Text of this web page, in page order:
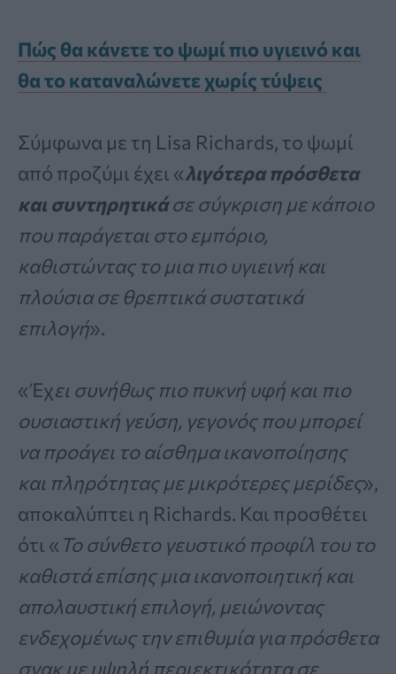
Πώς θα κάνετε το ψωμί πιο υγιεινό και
θα το καταναλώνετε χωρίς τύψεις
Σύμφωνα με τη Lisa Richards, το ψωμί
από προζύμι έχει «λιγότερα πρόσθετα
και συντηρητικάσε σύγκριση με κάποιο
που παράγεται στο εμπόριο,
καθιστώντας το μια πιο υγιεινή και
πλούσια σε θρεπτικά συστατικά
επιλογή».
«Έχει συνήθως πιο πυκνή υφή και πιο
ουσιαστική γεύση, γεγονός που μπορεί
να προάγει το αίσθημα ικανοποίησης
και πληρότητας με μικρότερες μερίδες»,
αποκαλύπτει η Richards. Και προσθέτει
ότι « Το σύνθετο γευστικό προφίλ του το
καθιστά επίσης μια ικανοποιητική και
απολαυστική επιλογή, μειώνοντας
ενδεχομένως την επιθυμία για πρόσθετα
σνακ με υψηλή περιεκτικότητα σε